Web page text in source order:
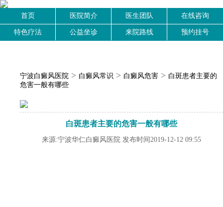
首页 医院简介 医生团队 在线咨询
特色疗法 公益坐诊 来院路线 预约挂号
宁波白癜风医院 > 白癜风常识 > 白癜风危害 > 白斑患者主要的
危害一般有哪些
白斑患者主要的危害一般有哪些
来源:宁波华仁白癜风医院 发布时间2019-12-12 09:55